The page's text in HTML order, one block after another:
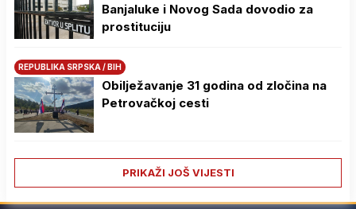
Banjaluke i Novog Sada dovodio za
prostituciju
REPUBLIKA SRPSKA / BIH
Obilježavanje 31 godina od zločina na
Petrovačkoj cesti
PRIKAŽI JOŠ VIJESTI